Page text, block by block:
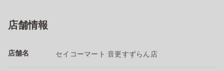
店舗情報
店舗名 セイコーマート 音更すずらん店